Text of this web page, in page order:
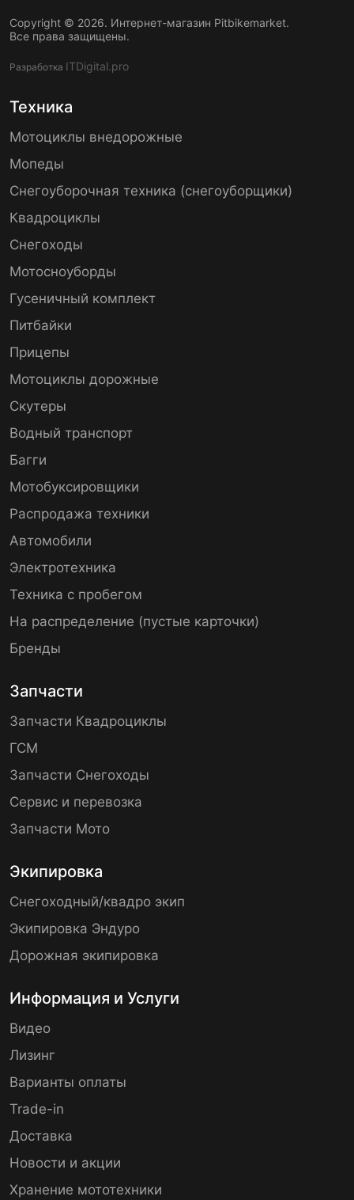
Copyright © 2026. Интернет-магазин Pitbikemarket.
Все права защищены.
Разработка ITDigital.pro
Техника
Мотоциклы внедорожные
Мопеды
Снегоуборочная техника (снегоуборщики)
Квадроциклы
Снегоходы
Мотосноуборды
Гусеничный комплект
Питбайки
Прицепы
Мотоциклы дорожные
Скутеры
Водный транспорт
Багги
Мотобуксировщики
Распродажа техники
Автомобили
Электротехника
Техника с пробегом
На распределение (пустые карточки)
Бренды
Запчасти
Запчасти Квадроциклы
ГСМ
Запчасти Снегоходы
Сервис и перевозка
Запчасти Мото
Экипировка
Снегоходный/квадро экип
Экипировка Эндуро
Дорожная экипировка
Информация и Услуги
Видео
Лизинг
Варианты оплаты
Trade-in
Доставка
Новости и акции
Хранение мототехники